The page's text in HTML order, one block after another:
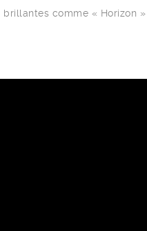
comme « Horizon